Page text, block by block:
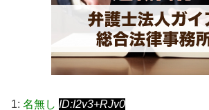
1: 名無し ID:I2v3+RJv0